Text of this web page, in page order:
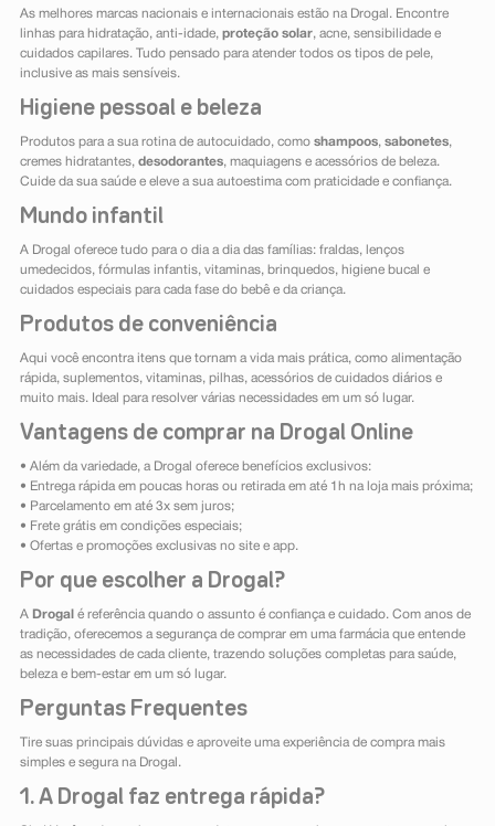
As melhores marcas nacionais e internacionais estão na Drogal. Encontre
linhas para hidratação, anti-idade, proteção solar, acne, sensibilidade e
cuidados capilares. Tudo pensado para atender todos os tipos de pele,
inclusive as mais sensíveis.
Higiene pessoal e beleza
Produtos para a sua rotina de autocuidado, como shampoos, sabonetes,
cremes hidratantes, desodorantes, maquiagens e acessórios de beleza.
Cuide da sua saúde e eleve a sua autoestima com praticidade e confiança.
Mundo infantil
A Drogal oferece tudo para o dia a dia das famílias: fraldas, lenços
umedecidos, fórmulas infantis, vitaminas, brinquedos, higiene bucal e
cuidados especiais para cada fase do bebê e da criança.
Produtos de conveniência
Aqui você encontra itens que tornam a vida mais prática, como alimentação
rápida, suplementos, vitaminas, pilhas, acessórios de cuidados diários e
muito mais. Ideal para resolver várias necessidades em um só lugar.
Vantagens de comprar na Drogal Online
• Além da variedade, a Drogal oferece benefícios exclusivos:
• Entrega rápida em poucas horas ou retirada em até 1h na loja mais próxima;
• Parcelamento em até 3x sem juros;
• Frete grátis em condições especiais;
• Ofertas e promoções exclusivas no site e app.
Por que escolher a Drogal?
A Drogal é referência quando o assunto é confiança e cuidado. Com anos de
tradição, oferecemos a segurança de comprar em uma farmácia que entende
as necessidades de cada cliente, trazendo soluções completas para saúde,
beleza e bem-estar em um só lugar.
Perguntas Frequentes
Tire suas principais dúvidas e aproveite uma experiência de compra mais
simples e segura na Drogal.
1. A Drogal faz entrega rápida?